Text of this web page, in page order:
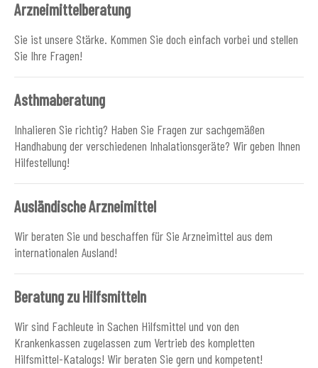
Arzneimittelberatung
Sie ist unsere Stärke. Kommen Sie doch einfach vorbei und stellen
Sie Ihre Fragen!
Asthmaberatung
Inhalieren Sie richtig? Haben Sie Fragen zur sachgemäßen
Handhabung der verschiedenen Inhalationsgeräte? Wir geben Ihnen
Hilfestellung!
Ausländische Arzneimittel
Wir beraten Sie und beschaffen für Sie Arzneimittel aus dem
internationalen Ausland!
Beratung zu Hilfsmitteln
Wir sind Fachleute in Sachen Hilfsmittel und von den
Krankenkassen zugelassen zum Vertrieb des kompletten
Hilfsmittel-Katalogs! Wir beraten Sie gern und kompetent!